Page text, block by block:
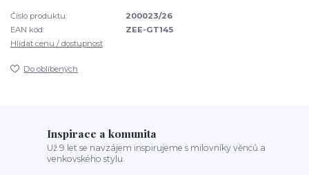
Číslo produktu:
200023/26
EAN kód:
ZEE-GT145
Hlídat cenu / dostupnost
Do oblíbených
Inspirace a komunita
Už 9 let se navzájem inspirujeme s milovníky věnců a
venkovského stylu.